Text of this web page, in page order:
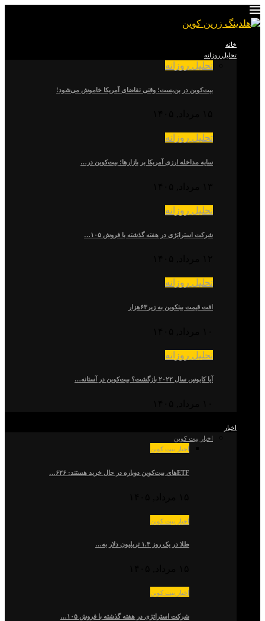
خانه
تحلیل روزانه
تحلیل روزانه
بیت‌کوین در بن‌بست؛ وقتی تقاضای آمریکا خاموش می‌شود!
تحلیل روزانه
سایه مداخله ارزی آمریکا بر بازارها؛ بیت‌کوین در…
تحلیل روزانه
شرکت استراتژی در هفته گذشته با فروش ۱۰۵…
تحلیل روزانه
افت قیمت بیتکوین به زیر۶۳هزار
تحلیل روزانه
آیا کابوس سال ۲۰۲۲ بازگشت؟ بیت‌کوین در آستانه…
اخبار
اخبار بیت کوین
اخبار بیت کوین
ETFهای بیت‌کوین دوباره در حال خرید هستند: ۶۲۶…
اخبار بیت کوین
طلا در یک روز ۱.۳ تریلیون دلار به…
اخبار بیت کوین
شرکت استراتژی در هفته گذشته با فروش ۱۰۵…